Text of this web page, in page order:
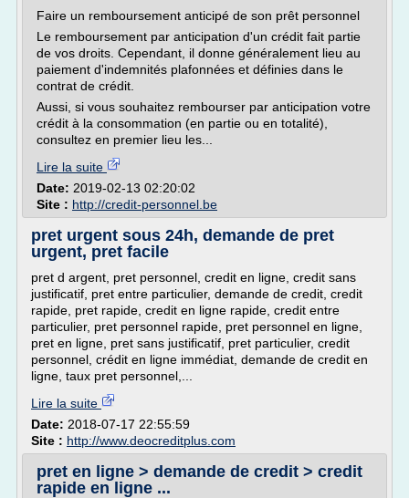
Faire un remboursement anticipé de son prêt personnel
Le remboursement par anticipation d'un crédit fait partie
de vos droits. Cependant, il donne généralement lieu au
paiement d'indemnités plafonnées et définies dans le
contrat de crédit.
Aussi, si vous souhaitez rembourser par anticipation votre
crédit à la consommation (en partie ou en totalité),
consultez en premier lieu les...
Lire la suite
Date: 2019-02-13 02:20:02
Site : http://credit-personnel.be
pret urgent sous 24h, demande de pret
urgent, pret facile
pret d argent, pret personnel, credit en ligne, credit sans
justificatif, pret entre particulier, demande de credit, credit
rapide, pret rapide, credit en ligne rapide, credit entre
particulier, pret personnel rapide, pret personnel en ligne,
pret en ligne, pret sans justificatif, pret particulier, credit
personnel, crédit en ligne immédiat, demande de credit en
ligne, taux pret personnel,...
Lire la suite
Date: 2018-07-17 22:55:59
Site : http://www.deocreditplus.com
pret en ligne > demande de credit > credit
rapide en ligne ...